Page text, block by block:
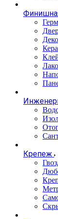
Крепеж